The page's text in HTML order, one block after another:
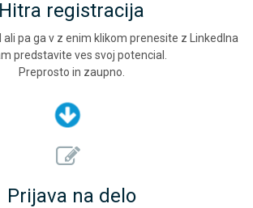
Hitra registracija
pa ga v z enim klikom prenesite z LinkedIna
predstavite ves svoj potencial.
Preprosto in zaupno.
Prijava na delo